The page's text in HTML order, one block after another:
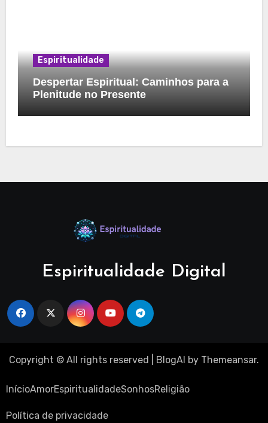
Espiritualidade
Despertar Espiritual: Caminhos para a
Plenitude no Presente
Espiritualidade Digital
Copyright © All rights reserved BlogAI by Themeansar.
InícioAmorEspiritualidadeSonhosReligião
Política de privacidade